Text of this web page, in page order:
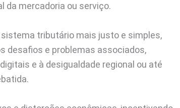
da mercadoria ou serviço.
tributário mais justo e simples,
desafios e problemas associados,
e à desigualdade regional ou até